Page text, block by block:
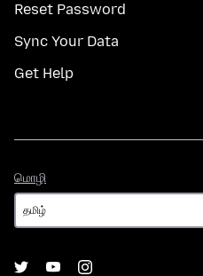
Reset Password
Sync Your Data
Get Help
மொழி